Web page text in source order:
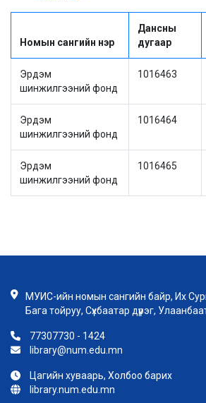
Номын сангийн нэр
Дансны
дугаар
Эрдэм
шинжилгээний фонд
1016463
Эрдэм
шинжилгээний фонд
1016464
Эрдэм
шинжилгээний фонд
1016465
МУИС-ийн номын сангийн байр, Их
Бага тойруу, Сүхбаатар дүүрэг,
77307730 - 1424
library@num.edu.mn
Цагийн хуваарь, Холбоо барих
library.num.edu.mn